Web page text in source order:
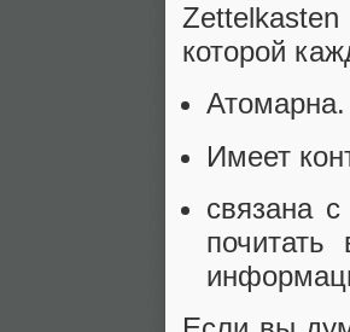
которой
Имеет
связана